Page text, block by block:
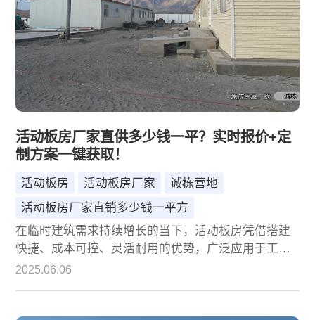
活动板房厂家直供多少钱一平？实时报价+定
制方案一键获取！
活动板房 活动板房厂家
诚栋营地
活动板房厂家直销多少钱一平方
在临时建筑需求持续增长的当下，活动板房凭借搭建
快捷、成本可控、灵活耐用的优势，广泛应用于工地
宿舍、临时办公、展会展厅、灾后安置等场景。作为
2025.06.06